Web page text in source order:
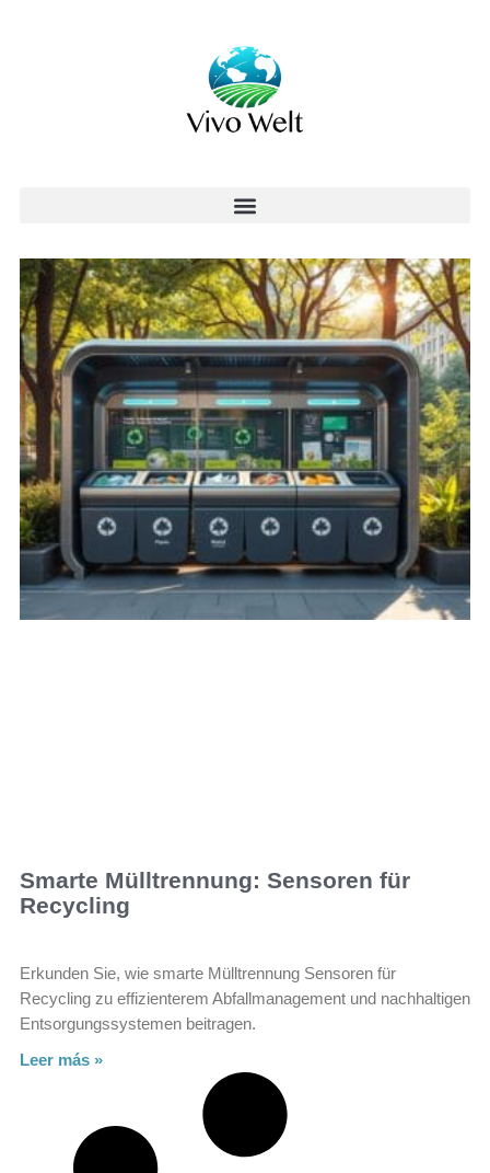
Smarte Mülltrennung: Sensoren für
Recycling
Erkunden Sie, wie smarte Mülltrennung Sensoren für
Recycling zu effizienterem Abfallmanagement und nachhaltigen
Entsorgungssystemen beitragen.
Leer más »